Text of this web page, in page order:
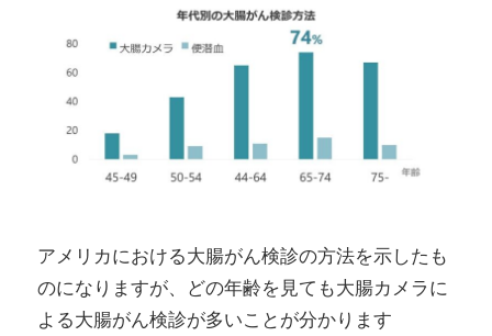
アメリカにおける大腸がん検診の方法を示したも
のになりますが、どの年齢を見ても大腸カメラに
よる大腸がん検診が多いことが分かります